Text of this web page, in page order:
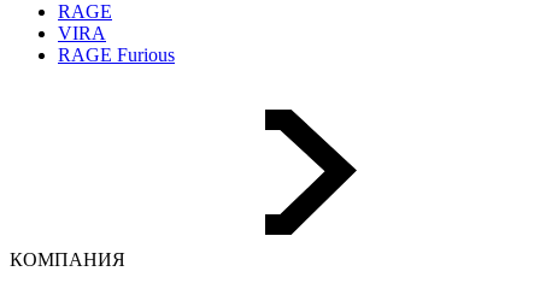
RAGE
VIRA
RAGE Furious
КОМПАНИЯ